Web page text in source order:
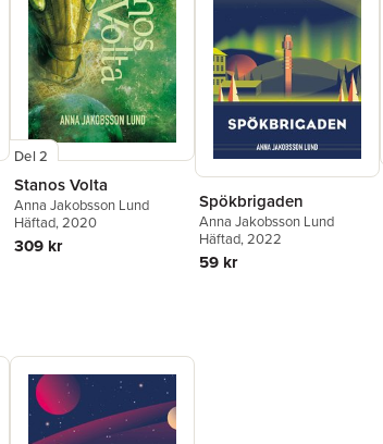
Del 2
Stanos Volta
Anna Jakobsson Lund
Häftad, 2020
309 kr
Spökbrigaden
Anna Jakobsson Lund
Häftad, 2022
59 kr